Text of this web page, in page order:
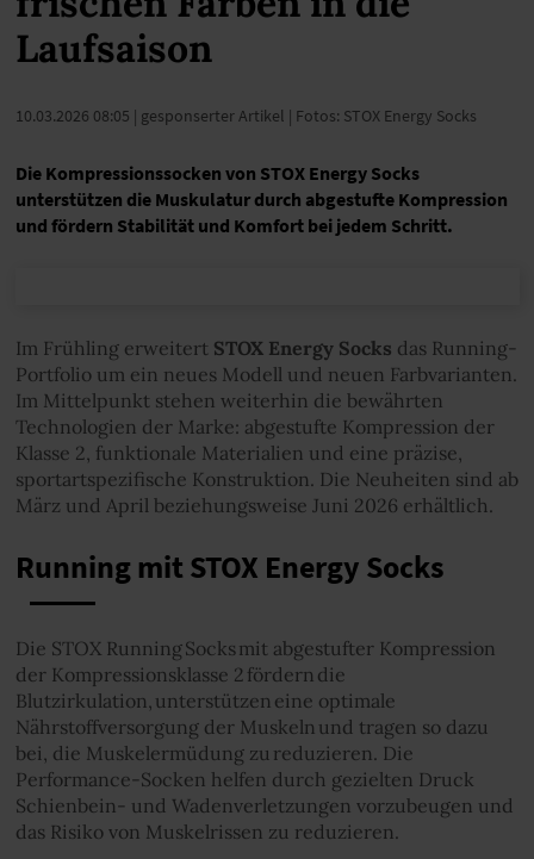
Laufsaison
10.03.2026 08:05 | gesponserter Artikel | Fotos: STOX Energy Socks
Die Kompressionssocken von STOX Energy Socks
unterstützen die Muskulatur durch abgestufte Kompression
und fördern Stabilität und Komfort bei jedem Schritt.
Im Frühling erweitert STOX Energy Socks das Running-
Portfolio um ein neues Modell und neuen Farbvarianten.
Im Mittelpunkt stehen weiterhin die bewährten
Technologien der Marke: abgestufte Kompression der
Klasse 2, funktionale Materialien und eine präzise,
sportartspezifische Konstruktion. Die Neuheiten sind ab
März und April beziehungsweise Juni 2026 erhältlich.
Running mit STOX Energy Socks
Die STOX Running Socks mit abgestufter Kompression
der Kompressionsklasse 2 fördern die
Blutzirkulation, unterstützen eine optimale
Nährstoffversorgung der Muskeln und tragen so dazu
bei, die Muskelermüdung zu reduzieren. Die
Performance-Socken helfen durch gezielten Druck
Schienbein- und Wadenverletzungen vorzubeugen und
das Risiko von Muskelrissen zu reduzieren.